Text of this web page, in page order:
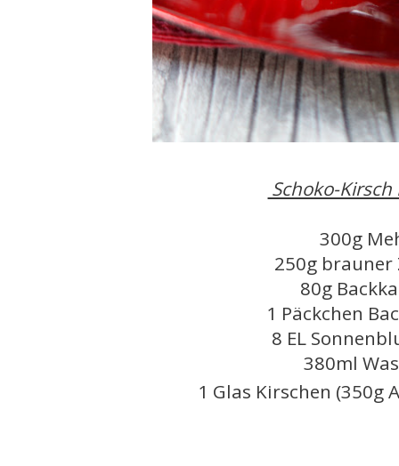
Schoko-
300g
250g brauner
80g
1 Päckchen
8 EL
380ml
1 Glas Kirschen